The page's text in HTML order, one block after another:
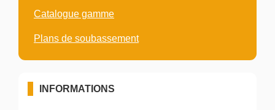
Catalogue gamme
Plans de soubassement
INFORMATIONS